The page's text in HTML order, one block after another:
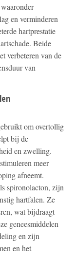
en verminderen
hartprestatie
Beide
verbeteren van de
van
om overtollig
bij de
en zwelling.
meer
afneemt.
spironolacton, zijn
hartfalen. Ze
wat bijdraagt
geneesmiddelen
en zijn
en het